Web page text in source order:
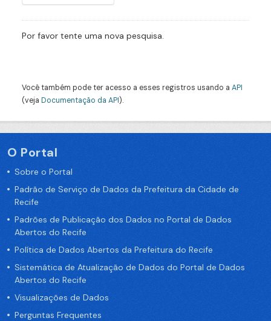
Por favor tente uma nova pesquisa.
Você também pode ter acesso a esses registros usando a API
(veja Documentação da API).
O Portal
Sobre o Portal
Padrão de Serviço de Dados da Prefeitura da Cidade de
Recife
Padrões de Publicação dos Dados no Portal de Dados
Abertos do Recife
Política de Dados Abertos da Prefeitura do Recife
Sistemática de Atualização de Dados do Portal de Dados
Abertos do Recife
Visualizações de Dados
Perguntas Frequentes